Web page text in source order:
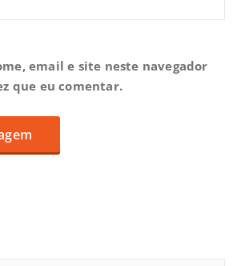
email e site neste navegador
que eu comentar.